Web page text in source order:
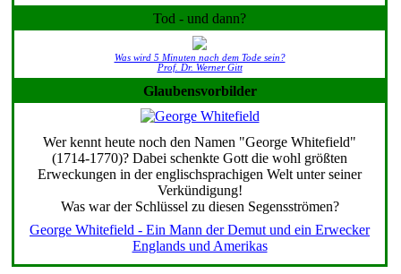
Tod - und dann?
Was wird 5 Minuten nach dem Tode sein?
Prof. Dr. Werner Gitt
Glaubensvorbilder
Wer kennt heute noch den Namen "George Whitefield"
(1714-1770)? Dabei schenkte Gott die wohl größten
Erweckungen in der englischsprachigen Welt unter seiner
Verkündigung!
Was war der Schlüssel zu diesen Segensströmen?
George Whitefield - Ein Mann der Demut und ein Erwecker
Englands und Amerikas